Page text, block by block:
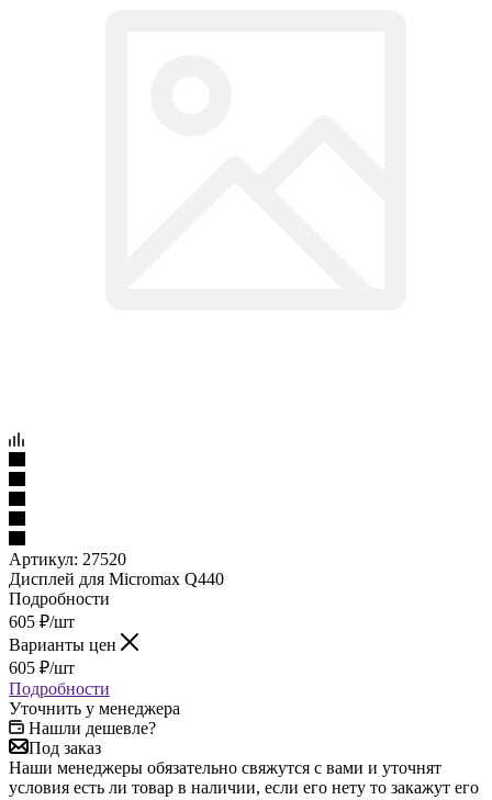
Артикул: 27520
Дисплей для Micromax Q440
Подробности
605 ₽/шт
Варианты цен
605 ₽/шт
Подробности
Уточнить у менеджера
Нашли дешевле?
Под заказ
Наши менеджеры обязательно свяжутся с вами и уточнят
условия есть ли товар в наличии, если его нету то закажут его